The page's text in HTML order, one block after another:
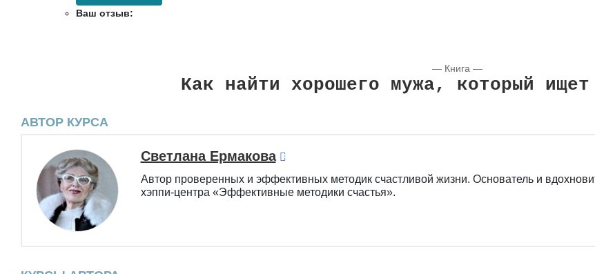
Ваш отзыв:
— Книга —
Как найти хорошего мужа, который
АВТОР КУРСА
Светлана Ермакова
Автор проверенных и эффективных методик счастливой жизни. Основатель и
хэппи-центра «Эффективные методики счастья».